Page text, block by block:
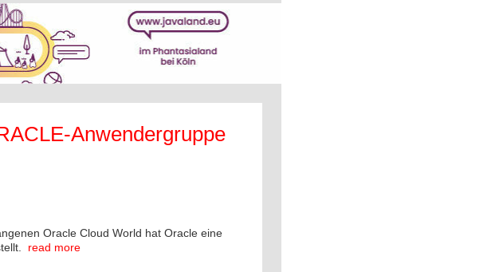
Anwendergruppe
Oracle Cloud World hat Oracle eine
read more